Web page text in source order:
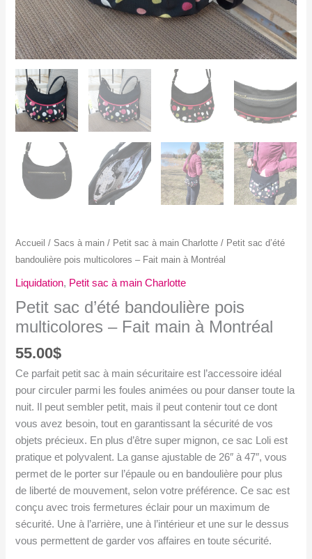
Accueil / Sacs à main / Petit sac à main Charlotte / Petit sac d’été
bandoulière pois multicolores – Fait main à Montréal
Liquidation, Petit sac à main Charlotte
Petit sac d’été bandoulière pois
multicolores – Fait main à Montréal
55.00$
Ce parfait petit sac à main sécuritaire est l’accessoire idéal
pour circuler parmi les foules animées ou pour danser toute la
nuit. Il peut sembler petit, mais il peut contenir tout ce dont
vous avez besoin, tout en garantissant la sécurité de vos
objets précieux. En plus d’être super mignon, ce sac Loli est
pratique et polyvalent. La ganse ajustable de 26″ à 47″, vous
permet de le porter sur l’épaule ou en bandoulière pour plus
de liberté de mouvement, selon votre préférence. Ce sac est
conçu avec trois fermetures éclair pour un maximum de
sécurité. Une à l’arrière, une à l’intérieur et une sur le dessus
vous permettent de garder vos affaires en toute sécurité.